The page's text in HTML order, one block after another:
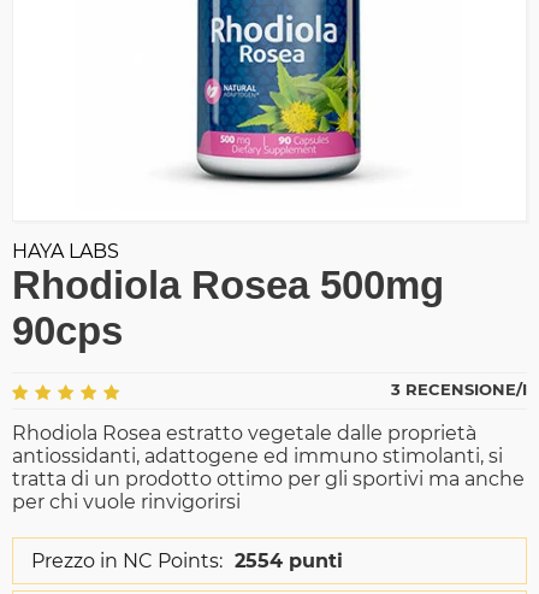
HAYA LABS
Rhodiola Rosea 500mg
90cps
3 RECENSIONE/I
Rhodiola Rosea estratto vegetale dalle proprietà
antiossidanti, adattogene ed immuno stimolanti, si
tratta di un prodotto ottimo per gli sportivi ma anche
per chi vuole rinvigorirsi
Prezzo in NC Points: 2554 punti